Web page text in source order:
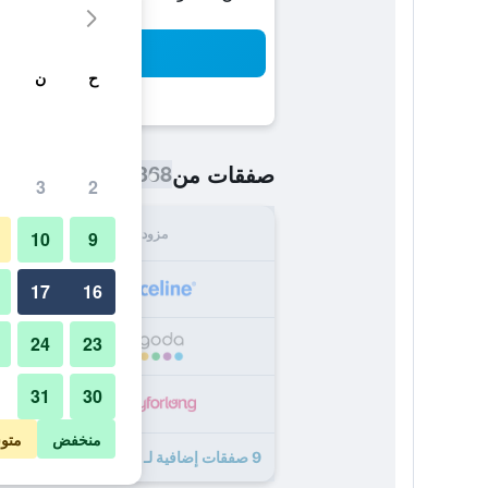
صفقات من368 ﷼
مزود
9 صفقات إضافية لـ أوكس جولد كوست هوتل
ح ن
2
3
9
10
16
17
23
24
30
31
منخفض